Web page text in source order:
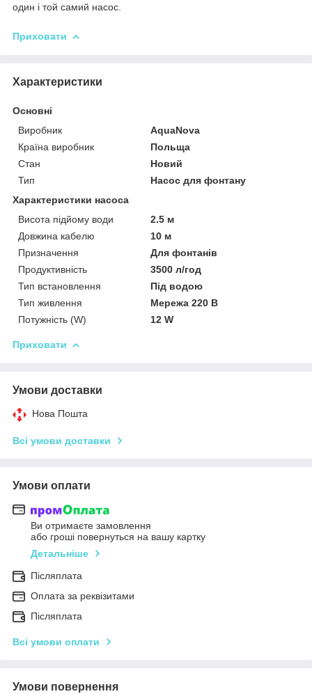
один і той самий насос.
Приховати
Характеристики
Основні
Виробник
AquaNova
Країна виробник
Польща
Стан
Новий
Тип
Насос для фонтану
Характеристики насоса
Висота підйому води
2.5 м
Довжина кабелю
10 м
Призначення
Для фонтанів
Продуктивність
3500 л/год
Тип встановлення
Під водою
Тип живлення
Мережа 220 В
Потужність (W)
12 W
Приховати
Умови доставки
Нова Пошта
Всі умови доставки
Умови оплати
Ви отримаєте замовлення
або гроші повернуться на вашу картку
Детальніше
Післяплата
Оплата за реквізитами
Післяплата
Всі умови оплати
Умови повернення